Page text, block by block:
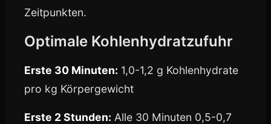
Zeitpunkten.
Optimale Kohlenhydratzufuhr
Erste 30 Minuten: 1,0-1,2 g Kohlenhydrate
pro kg Körpergewicht
Erste 2 Stunden: Alle 30 Minuten 0,5-0,7